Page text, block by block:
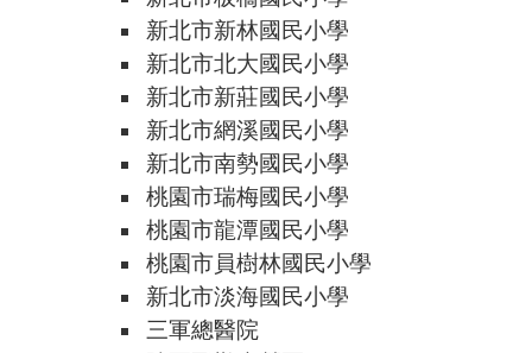
新北市新林國民小學
新北市北大國民小學
新北市新莊國民小學
新北市網溪國民小學
新北市南勢國民小學
桃園市瑞梅國民小學
桃園市龍潭國民小學
桃園市員樹林國民小學
新北市淡海國民小學
三軍總醫院